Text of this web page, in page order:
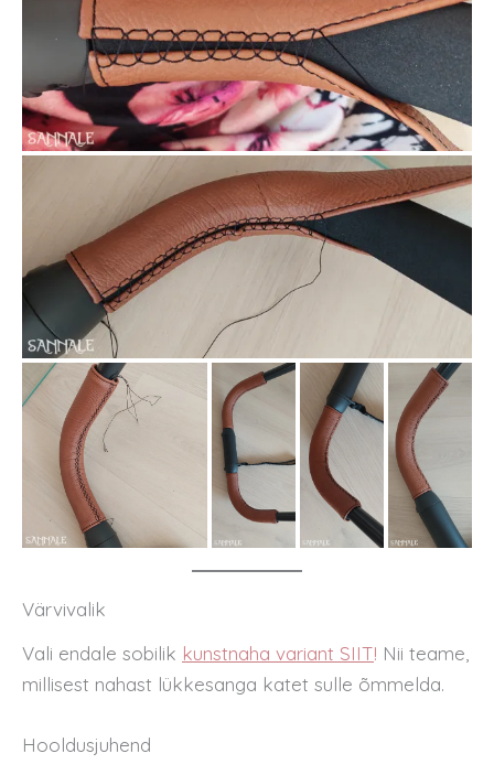
Värvivalik
Vali endale sobilik kunstnaha variant SIIT! Nii teame,
millisest nahast lükkesanga katet sulle õmmelda.
Hooldusjuhend